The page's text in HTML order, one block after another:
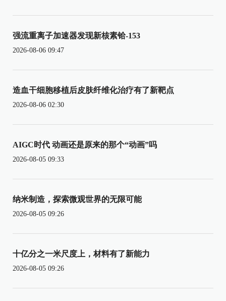
强流重离子加速器发现新核素铪-153
2026-08-06 09:47
造血干细胞移植后皮肤纤维化治疗有了新靶点
2026-08-06 02:30
AIGC时代 动画还是原来的那个“动画”吗
2026-08-05 09:33
纳米制造，探索微观世界的无限可能
2026-08-05 09:26
十亿分之一米尺度上，材料有了新能力
2026-08-05 09:26